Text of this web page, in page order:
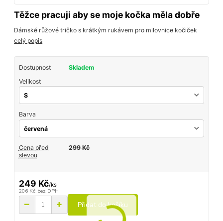
Těžce pracuji aby se moje kočka měla dobře
Dámské růžové tričko s krátkým rukávem pro milovnice kočiček
celý popis
Dostupnost
Skladem
Velikost
Barva
Cena před
slevou
299 Kč
249 Kč/ks
206 Kč bez DPH
Přidat do košíku